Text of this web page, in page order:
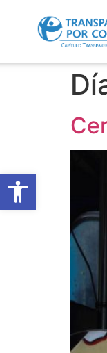
Abrir